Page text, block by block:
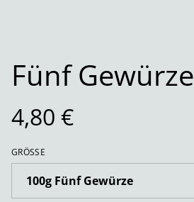
Fünf Gewürze
4,80 €
GRÖSSE